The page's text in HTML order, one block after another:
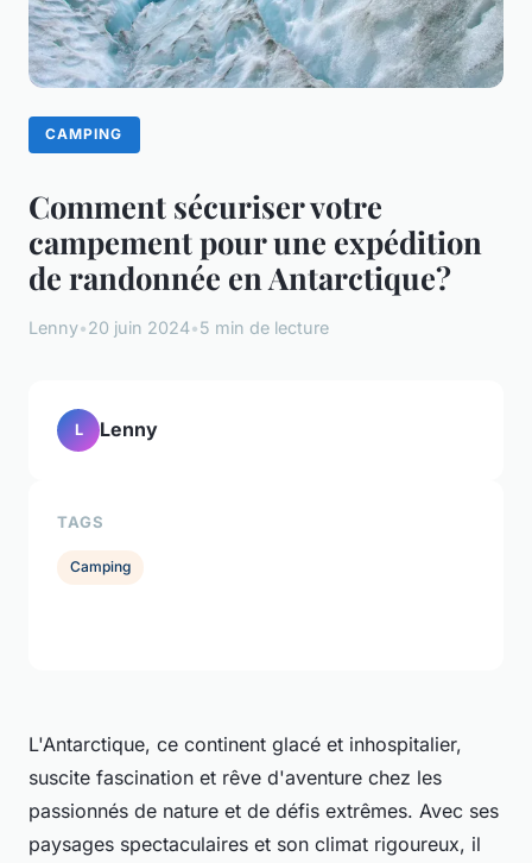
CAMPING
Comment sécuriser votre
campement pour une expédition
de randonnée en Antarctique?
Lenny•20 juin 2024•5 min de lecture
L'Antarctique, ce continent glacé et inhospitalier,
suscite fascination et rêve d'aventure chez les
passionnés de nature et de défis extrêmes. Avec ses
paysages spectaculaires et son climat rigoureux, il
L Lenny
TAGS
Camping